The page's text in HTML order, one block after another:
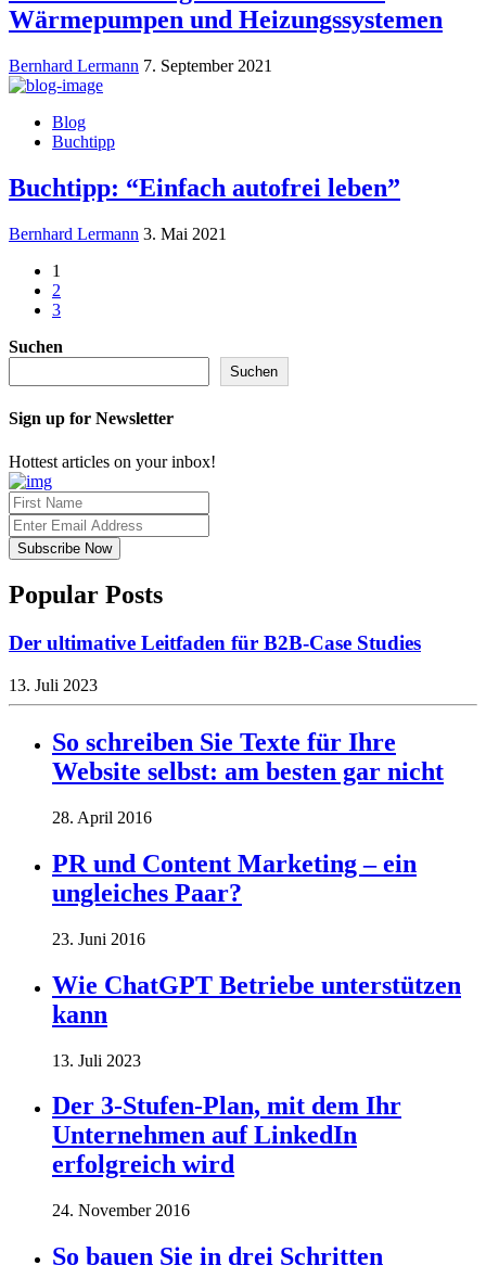
Wärmepumpen und Heizungssystemen
Bernhard Lermann 7. September 2021
Blog
Buchtipp
Buchtipp: “Einfach autofrei leben”
Bernhard Lermann 3. Mai 2021
1
2
3
Suchen
Suchen
Sign up for Newsletter
Hottest articles on your inbox!
Popular Posts
Der ultimative Leitfaden für B2B-Case Studies
13. Juli 2023
So schreiben Sie Texte für Ihre
Website selbst: am besten gar nicht
28. April 2016
PR und Content Marketing – ein
ungleiches Paar?
23. Juni 2016
Wie ChatGPT Betriebe unterstützen
kann
13. Juli 2023
Der 3-Stufen-Plan, mit dem Ihr
Unternehmen auf LinkedIn
erfolgreich wird
24. November 2016
So bauen Sie in drei Schritten